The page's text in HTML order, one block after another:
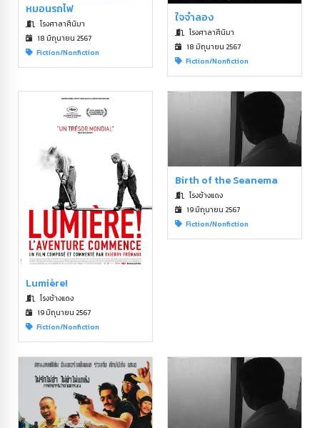
หมอนรถไฟ
โรงศาลาศีนิมา
18 มิถุนายน 2567
Fiction/Nonfiction
ใจจำลอง
โรงศาลาศีนิมา
18 มิถุนายน 2567
Fiction/Nonfiction
Lumière!
โรงช้างแดง
19 มิถุนายน 2567
Fiction/Nonfiction
Birth of the Seanema
โรงช้างแดง
19 มิถุนายน 2567
Fiction/Nonfiction